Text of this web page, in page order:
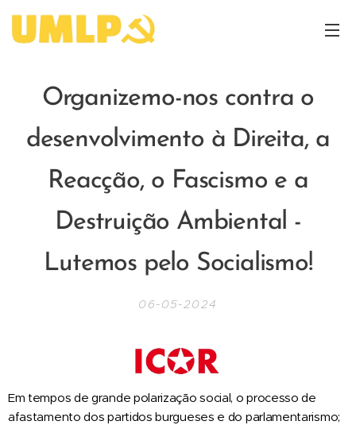
Organizemo-nos contra o
desenvolvimento à Direita, a
Reacção, o Fascismo e a
Destruição Ambiental -
Lutemos pelo Socialismo!
06-05-2024
Em tempos de grande polarização social, o processo de
afastamento dos partidos burgueses e do parlamentarismo;